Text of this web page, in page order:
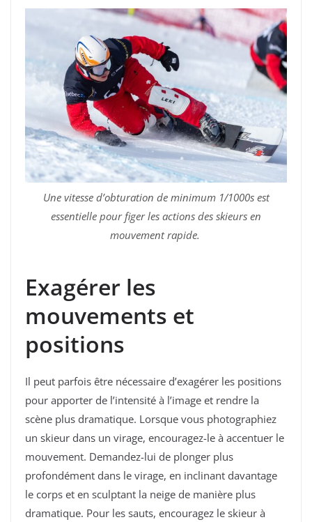
Une vitesse d’obturation de minimum 1/1000s est
essentielle pour figer les actions des skieurs en
mouvement rapide.
Exagérer les
mouvements et
positions
Il peut parfois être nécessaire d’exagérer les positions
pour apporter de l’intensité à l’image et rendre la
scène plus dramatique. Lorsque vous photographiez
un skieur dans un virage, encouragez-le à accentuer le
mouvement. Demandez-lui de plonger plus
profondément dans le virage, en inclinant davantage
le corps et en sculptant la neige de manière plus
dramatique. Pour les sauts, encouragez le skieur à